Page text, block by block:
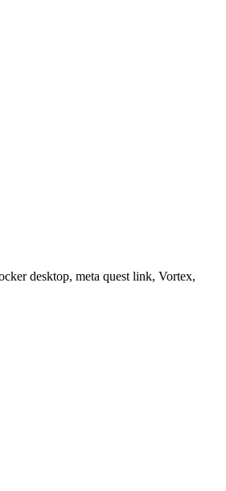
desktop, meta quest link, Vortex,